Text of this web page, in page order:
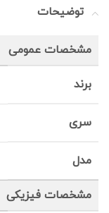
توضیحات
مشخصات عمومی
برند
سری
مدل
مشخصات فیزیکی